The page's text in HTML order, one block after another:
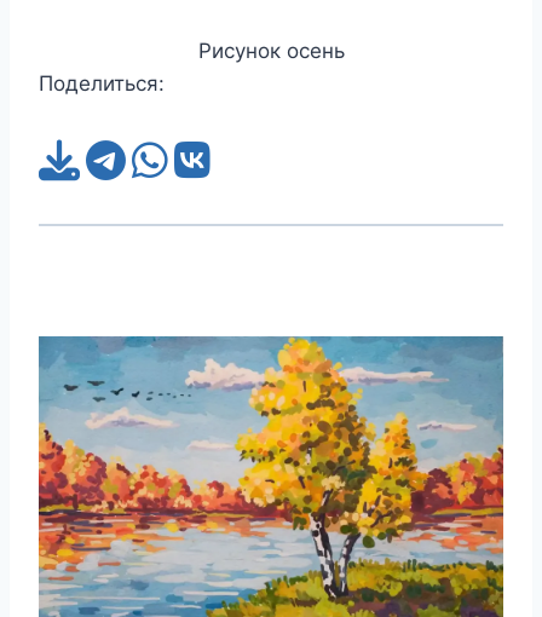
Рисунок осень
Поделиться: